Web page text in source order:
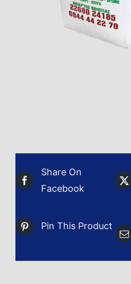
Share On
Facebook
Pin This Product